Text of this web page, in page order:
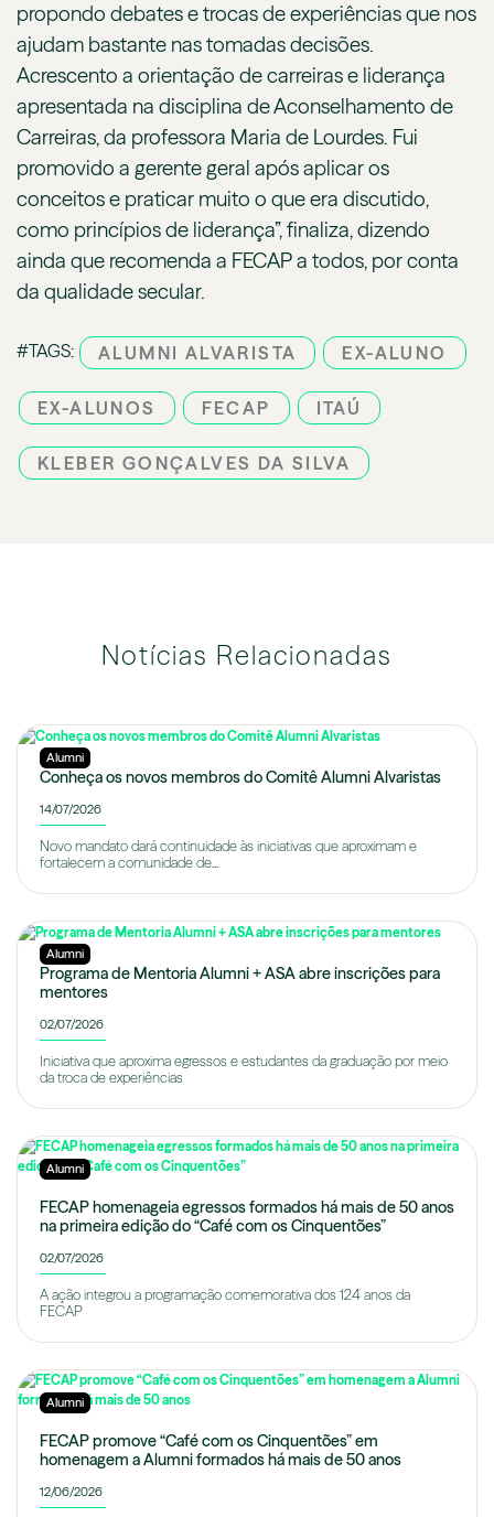
propondo debates e trocas de experiências que nos
ajudam bastante nas tomadas decisões.
Acrescento a orientação de carreiras e liderança
apresentada na disciplina de Aconselhamento de
Carreiras, da professora Maria de Lourdes. Fui
promovido a gerente geral após aplicar os
conceitos e praticar muito o que era discutido,
como princípios de liderança”, finaliza, dizendo
ainda que recomenda a FECAP a todos, por conta
da qualidade secular.
#TAGS: ALUMNI ALVARISTA EX-ALUNO
EX-ALUNOS FECAP ITAÚ
KLEBER GONÇALVES DA SILVA
Notícias Relacionadas
Alumni
Conheça os novos membros do Comitê Alumni Alvaristas
14/07/2026
Novo mandato dará continuidade às iniciativas que aproximam e
fortalecem a comunidade de...
Alumni
Programa de Mentoria Alumni + ASA abre inscrições para
mentores
02/07/2026
Iniciativa que aproxima egressos e estudantes da graduação por meio
da troca de experiências
Alumni
FECAP homenageia egressos formados há mais de 50 anos
na primeira edição do “Café com os Cinquentões”
02/07/2026
A ação integrou a programação comemorativa dos 124 anos da
FECAP
Alumni
FECAP promove “Café com os Cinquentões” em
homenagem a Alumni formados há mais de 50 anos
12/06/2026